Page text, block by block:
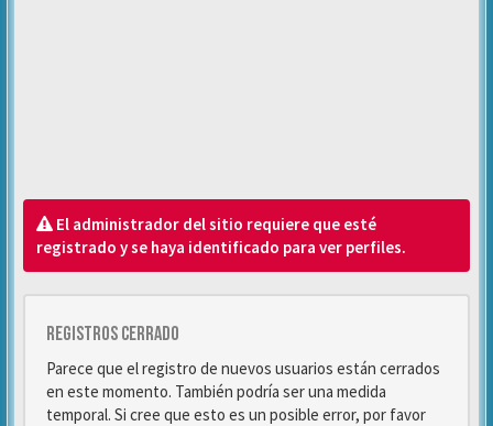
El administrador del sitio requiere que esté
registrado y se haya identificado para ver perfiles.
Registros cerrado
Parece que el registro de nuevos usuarios están cerrados
en este momento. También podría ser una medida
temporal. Si cree que esto es un posible error, por favor